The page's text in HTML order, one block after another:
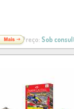
Preço: Sob